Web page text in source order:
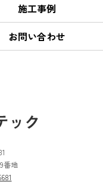
施工事例
お問い合わせ
番地